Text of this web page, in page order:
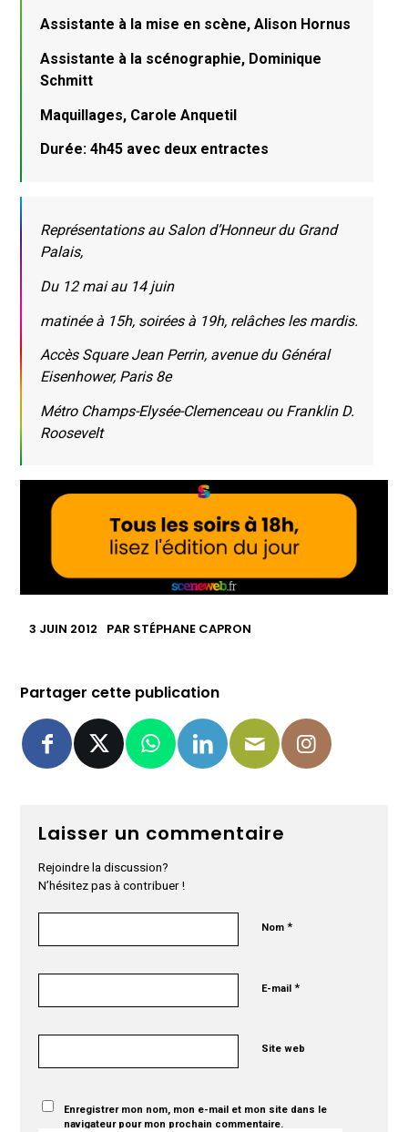
Assistante à la mise en scène, Alison Hornus
Assistante à la scénographie, Dominique
Schmitt
Maquillages, Carole Anquetil
Durée: 4h45 avec deux entractes
Représentations au Salon d’Honneur du Grand
Palais,
Du 12 mai au 14 juin
matinée à 15h, soirées à 19h, relâches les mardis.
Accès Square Jean Perrin, avenue du Général
Eisenhower, Paris 8e
Métro Champs-Elysée-Clemenceau ou Franklin D.
Roosevelt
3 JUIN 2012 PAR STÉPHANE CAPRON
Partager cette publication
Laisser un commentaire
Rejoindre la discussion?
N’hésitez pas à contribuer !
Nom*
E-mail*
Site web
Enregistrer mon nom, mon e-mail et mon site dans le
navigateur pour mon prochain commentaire.